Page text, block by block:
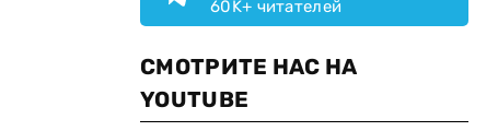
60K+ читателей
СМОТРИТЕ НАС НА
YOUTUBE